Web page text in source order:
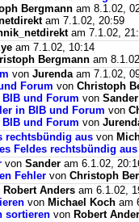
Bergmann am 8.1.02,
am 7.1.02, 20:59
am 7.1.02,
am 7.1.02, 10:14
Bergmann am
von Jurendaam 7.1.02,
Forum von Christoph
BIB und Forum von Sander
in BIB und Forum von
BIB und Forum von
rechtsbündig aus von
Feldes rechtsbündig aus
von Sander am 6.1.02,
Fehler von Christoph
Robert Anders am 6.1.02,
von Michael Koch am
sortieren von Robert